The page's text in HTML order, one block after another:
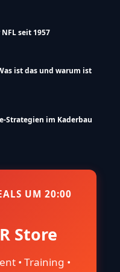
seit 1957
ist das und warum ist
Strategien im Kaderbau
UM 20:00
Store
• Training •